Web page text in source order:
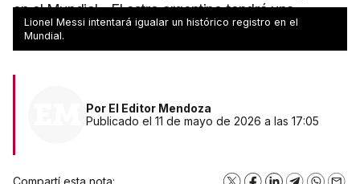
en el Mundial - El astro argentino tendrá una
oportunidad única
Lionel Messi intentará igualar un histórico registro en el
Mundial.
Por El Editor Mendoza
Publicado el 11 de mayo de 2026 a las 17:05